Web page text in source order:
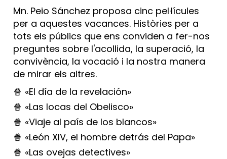
Mn. Peio Sánchez proposa cinc pel·lícules
per a aquestes vacances. Històries per a
tots els públics que ens conviden a fer-nos
preguntes sobre l'acollida, la superació, la
convivència, la vocació i la nostra manera
de mirar els altres.
🍿 «El día de la revelación»
🍿 «Las locas del Obelisco»
🍿 «Viaje al país de los blancos»
🍿 «León XIV, el hombre detrás del Papa»
🍿 «Las ovejas detectives»